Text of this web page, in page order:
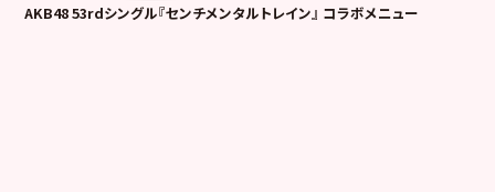
AKB48 53rdシングル『センチメンタルトレイン』 コラボメニュー